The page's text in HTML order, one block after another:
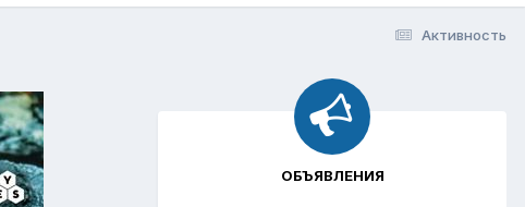
Активность
ОБЪЯВЛЕНИЯ